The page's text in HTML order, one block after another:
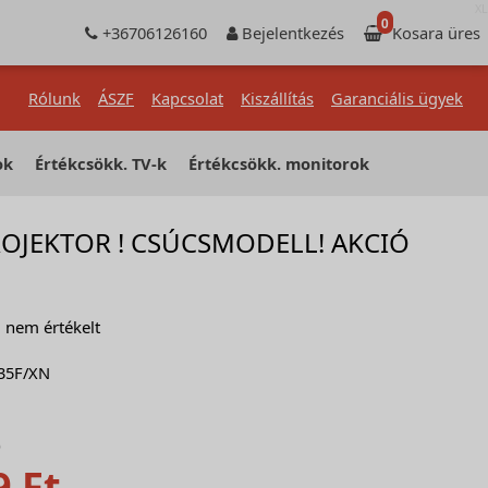
+36706126160 Bejelentkezés 0Kosara üres
Rólunk ÁSZF Kapcsolat Kiszállítás Garanciális ügyek
Értékcsökk. TV-k Értékcsökk. monitorok
! CSÚCSMODELL! AKCIÓ
értékelt
XN